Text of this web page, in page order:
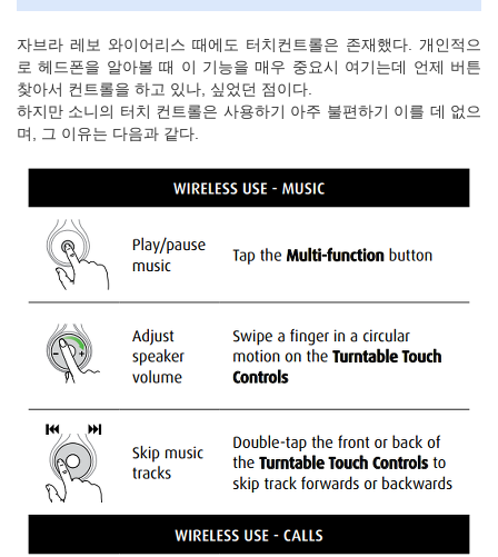
자브라 레보 와이어리스 때에도 터치컨트롤은 존재했다. 개인적으
로 헤드폰을 알아볼 때 이 기능을 매우 중요시 여기는데 언제 버튼
찾아서 컨트롤을 하고 있나, 싶었던 점이다.
하지만 소니의 터치 컨트롤은 사용하기 아주 불편하기 이를 데 없으
며, 그 이유는 다음과 같다.